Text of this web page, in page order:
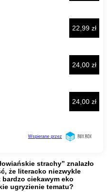
strachy” znalazło
że literacko niezwykle
ciekawym eko
ugryzienie tematu?